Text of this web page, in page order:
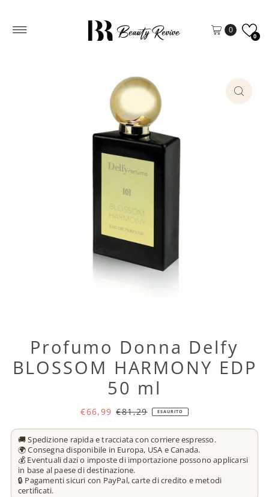
Vai direttamente ai contenuti
0
0
Profumo Donna Delfy
BLOSSOM HARMONY EDP
50 ml
€66,99 €81,29 ESAURITO
🚚 Spedizione rapida e tracciata con corriere espresso.
🌍 Consegna disponibile in Europa, USA e Canada.
💰 Eventuali dazi o imposte di importazione possono applicarsi
in base al paese di destinazione.
🔒 Pagamenti sicuri con PayPal, carte di credito e metodi
certificati.